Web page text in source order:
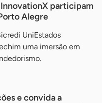
participam
Alegre
UniEstados
uma imersão em
e convida a